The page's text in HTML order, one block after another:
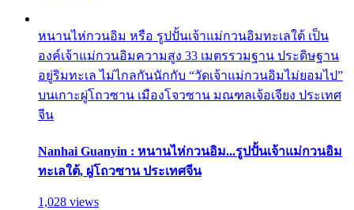
หนานไห่กวนอิม หรือ รูปปั้นเจ้าแม่กวนอิมทะเลใต้ เป็น
องค์เจ้าแม่กวนอิมความสูง 33 เมตรรวมฐาน ประดิษฐาน
อยู่ริมทะเล ไม่ไกลกันนักกับ “วัดเจ้าแม่กวนอิมไม่ยอมไป”
บนเกาะผู่โถวซาน เมืองโจวซาน มณฑลเจ้อเจียง ประเทศ
จีน
Nanhai Guanyin : หนานไห่กวนอิม...รูปปั้นเจ้าแม่กวนอิม
ทะเลใต้, ผู่โถวซาน ประเทศจีน
1,028 views